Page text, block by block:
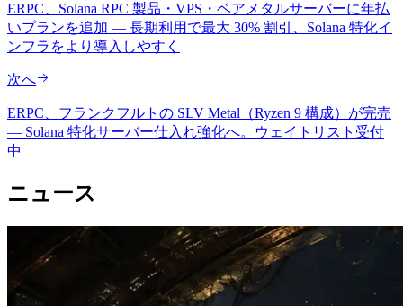
ERPC、Solana RPC 製品・VPS・ベアメタルサーバーに年払
いプランを追加 — 長期利用で最大 30% 割引、Solana 特化イ
ンフラをより導入しやすく
次へ
ERPC、フランクフルトの SLV Metal（Ryzen 9 構成）が完売
— Solana 特化サーバー仕入れ強化へ。ウェイトリスト受付
中
ニュース